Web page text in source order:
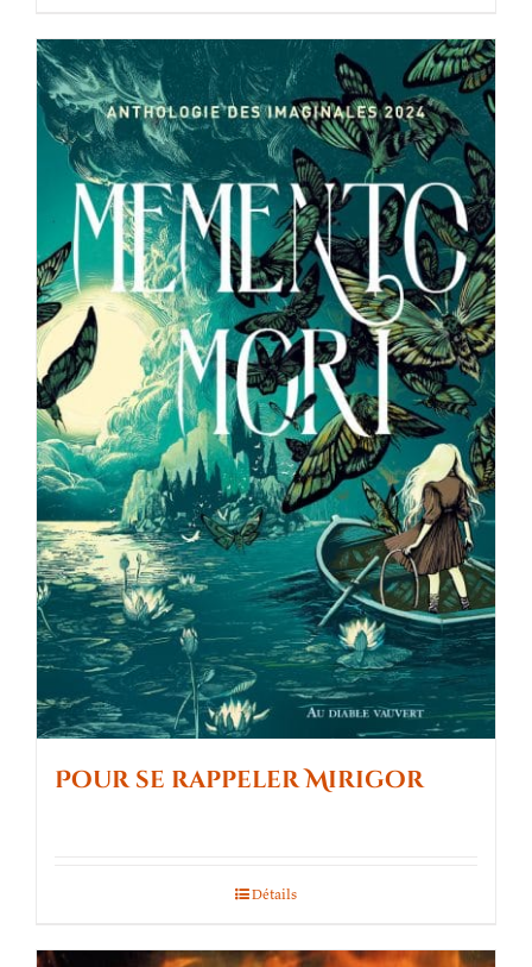
Pour se rappeler Mirigor
Détails